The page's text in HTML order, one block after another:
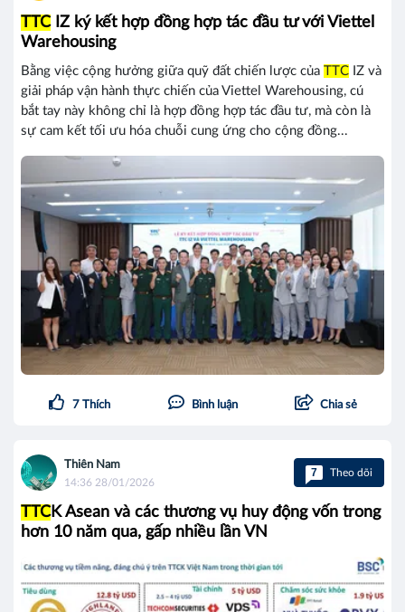
TTCIZ ký kết hợp đồng hợp tác đầu tư với Viettel
Warehousing
Bằng việc cộng hưởng giữa quỹ đất chiến lược của TTC IZ và
giải pháp vận hành thực chiến của Viettel Warehousing, cú
bắt tay này không chỉ là hợp đồng hợp tác đầu tư, mà còn là
sự cam kết tối ưu hóa chuỗi cung ứng cho cộng đồng...
7 Thích Bình luận Chia sẻ
Thiên Nam
14:36 28/01/2026
7 Theo dõi
TTCK Asean và các thương vụ huy động vốn trong
hơn 10 năm qua, gấp nhiều lần VN